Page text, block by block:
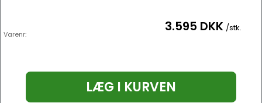
Varenr: 3.595 DKK /stk.
LÆG I KURVEN